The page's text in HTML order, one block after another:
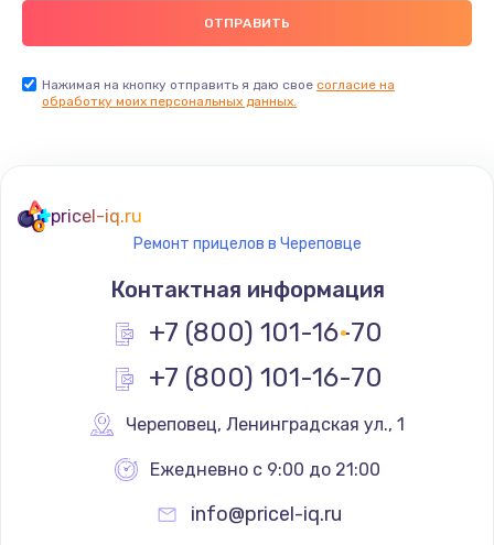
Нажимая на кнопку отправить я даю свое согласие на
обработку моих персональных данных.
pricel-iq.ru
Ремонт прицелов в Череповце
Контактная информация
+7 (800) 101-16-70
+7 (800) 101-16-70
Череповец, Ленинградская ул., 1
Ежедневно с 9:00 до 21:00
info@pricel-iq.ru